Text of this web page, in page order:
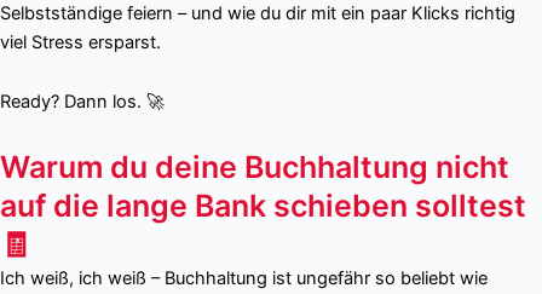
Selbstständige feiern – und wie du dir mit ein paar Klicks richtig
viel Stress ersparst.
Ready? Dann los. 🚀
Warum du deine Buchhaltung nicht
auf die lange Bank schieben solltest
🧾
Ich weiß, ich weiß – Buchhaltung ist ungefähr so beliebt wie